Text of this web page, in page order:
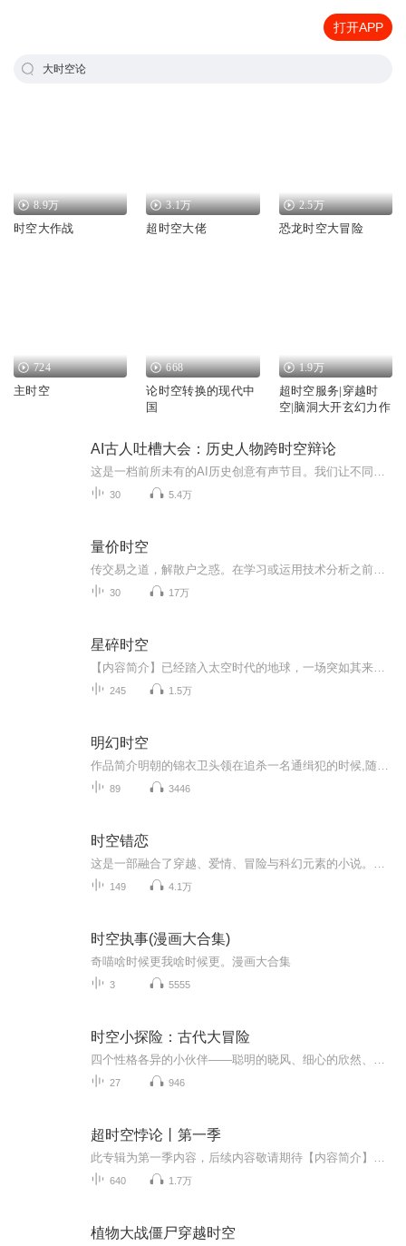
打开APP
大时空论
8.9万
时空大作战
3.1万
超时空大佬
2.5万
恐龙时空大冒险
724
主时空
668
论时空转换的现代中
国
1.9万
超时空服务|穿越时
空|脑洞大开玄幻力作
AI古人吐槽大会：历史人物跨时空辩论
30 5.4万
量价时空
30 17万
星碎时空
245 1.5万
明幻时空
89 3446
时空错恋
149 4.1万
时空执事(漫画大合集)
奇喵啥时候更我啥时候更。漫画大合集
3 5555
时空小探险：古代大冒险
27 946
超时空悖论丨第一季
640 1.7万
植物大战僵尸穿越时空